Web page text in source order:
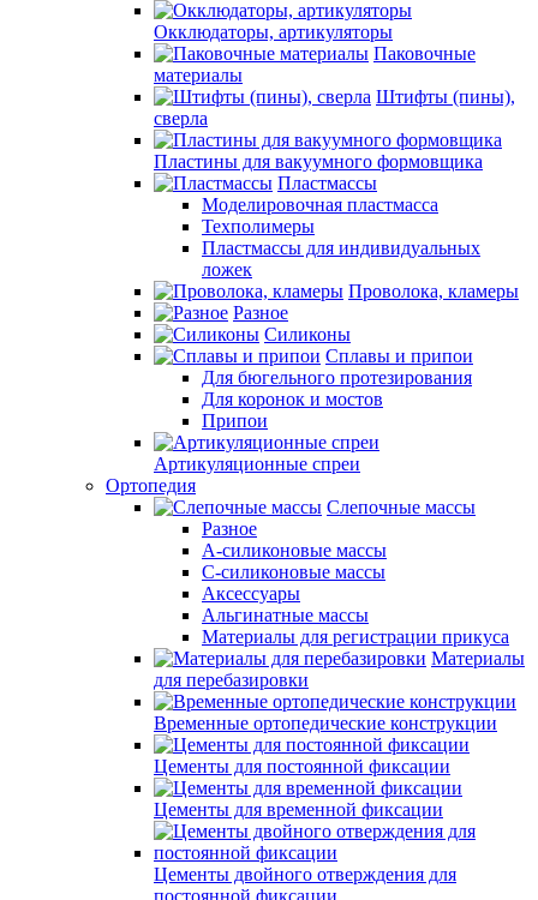
Окклюдаторы, артикуляторы
Паковочные
материалы
Штифты (пины),
сверла
Пластины для вакуумного формовщика
Пластмассы
Моделировочная пластмасса
Техполимеры
Пластмассы для индивидуальных
ложек
Проволока, кламеры
Разное
Силиконы
Сплавы и припои
Для бюгельного протезирования
Для коронок и мостов
Припои
Артикуляционные спреи
Ортопедия
Слепочные массы
Разное
А-силиконовые массы
С-силиконовые массы
Аксессуары
Альгинатные массы
Материалы для регистрации прикуса
Материалы
для перебазировки
Временные ортопедические конструкции
Цементы для постоянной фиксации
Цементы для временной фиксации
Цементы двойного отверждения для
постоянной фиксации